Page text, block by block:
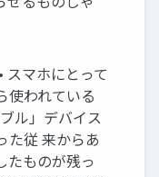
スマホにとって
使われている
ル」デバイス
た従 来からあ
たものが残っ